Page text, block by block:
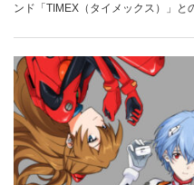
ンド「TIMEX（タイメックス）」